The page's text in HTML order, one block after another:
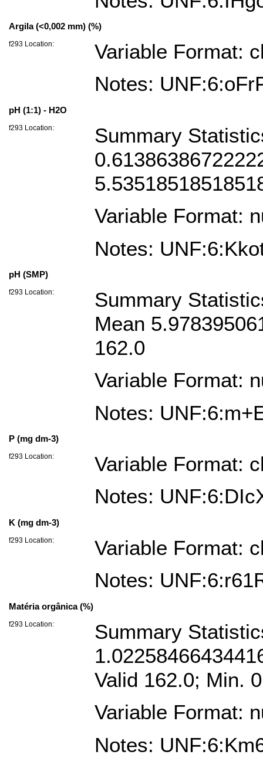
Argila (<0,002 mm) (%)
f293 Location:
Variable Format:
Notes:
pH (1:1) - H2O
f293 Location:
Summary
Variable Format:
Notes:
pH (SMP)
f293 Location:
Summary
Mean
162.0
Variable Format:
Notes:
P (mg dm-3)
f293 Location:
Variable Format:
Notes:
K (mg dm-3)
f293 Location:
Variable Format:
Notes:
Matéria orgânica (%)
f293 Location:
Summary
Valid 162.0; Min.
Variable Format:
Notes: